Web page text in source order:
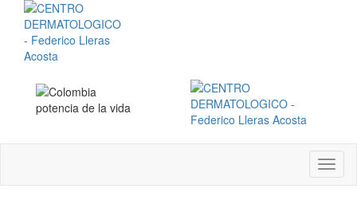
Menú